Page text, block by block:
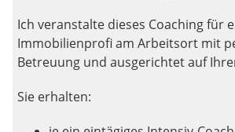
Ich veranstalte dieses Coaching für
Immobilienprofi am Arbeitsort mit
Betreuung und ausgerichtet auf
Sie erhalten: